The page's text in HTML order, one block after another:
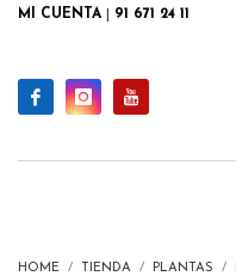
MI CUENTA 91 671 24 11
HOME TIENDA PLANTAS